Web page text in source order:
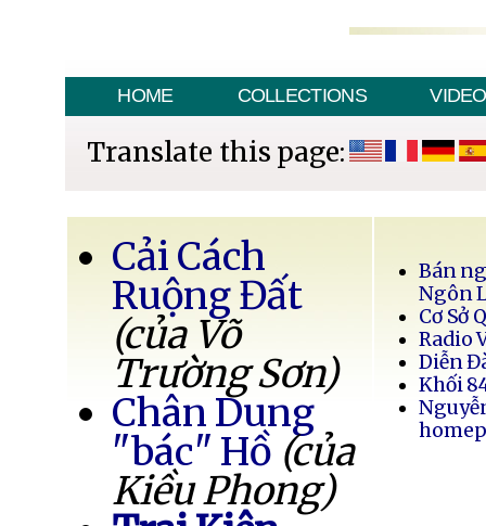
HOME COLLECTIONS VIDEO
Translate this page:
Cải Cách
Ruộng Đất
(của Võ
Trường Sơn)
Chân Dung
"bác" Hồ (của
Kiều Phong)
Bán
Ngôn
Cơ Sở
Radio
Diễn
Khối